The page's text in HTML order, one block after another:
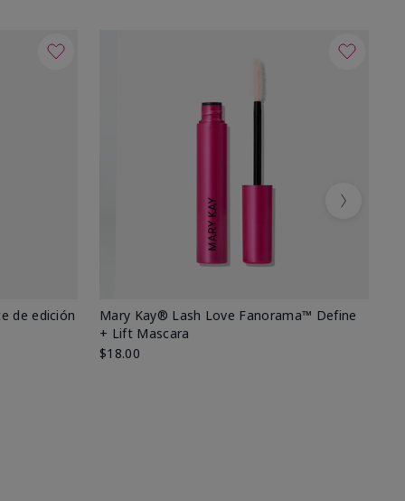
de edición
Mary Kay® Lash Love Fanorama™ Define
+ Lift Mascara
$18.00
Next